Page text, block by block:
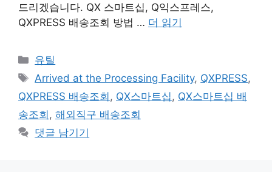
드리겠습니다. QX 스마트십, Q익스프레스,
QXPRESS 배송조회 방법 … 더 읽기
카
테
리
유틸
태
그
Arrived at the Processing Facility, QXPRESS,
QXPRESS 배송조회 , QX스마트십 , QX스마트십 배
송조회 , 해외직구 배송조회
댓글 남기기